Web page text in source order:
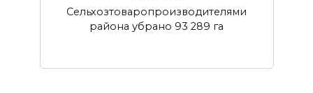
Сельхозтоваропроизводителями
района убрано 93 289 га